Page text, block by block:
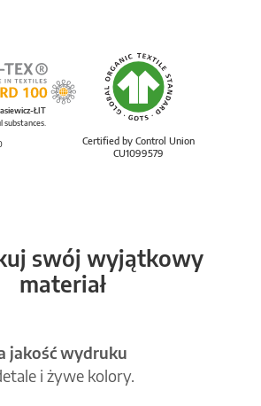
Certified by Control Union
CU1099579
ŁIT
substances.
swój wyjątkowy
materiał
jakość wydruku
i żywe kolory.